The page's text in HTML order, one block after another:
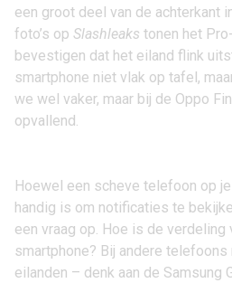
een groot deel van de achterkant
foto’s op Slashleaks tonen het
bevestigen dat het eiland flink
smartphone niet vlak op tafel,
we wel vaker, maar bij de Oppo
opvallend.
Hoewel een scheve telefoon op
handig is om notificaties te
een vraag op. Hoe is de verdeling
smartphone? Bij andere
eilanden – denk aan de Samsung